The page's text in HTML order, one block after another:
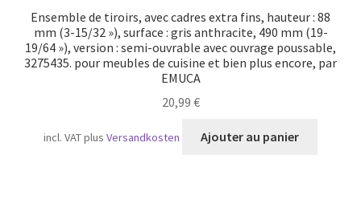
Ensemble de tiroirs, avec cadres extra fins, hauteur : 88
mm (3-15/32 »), surface : gris anthracite, 490 mm (19-
19/64 »), version : semi-ouvrable avec ouvrage poussable,
3275435. pour meubles de cuisine et bien plus encore, par
EMUCA
20,99 €
incl. VATplusVersandkosten Ajouter au panier